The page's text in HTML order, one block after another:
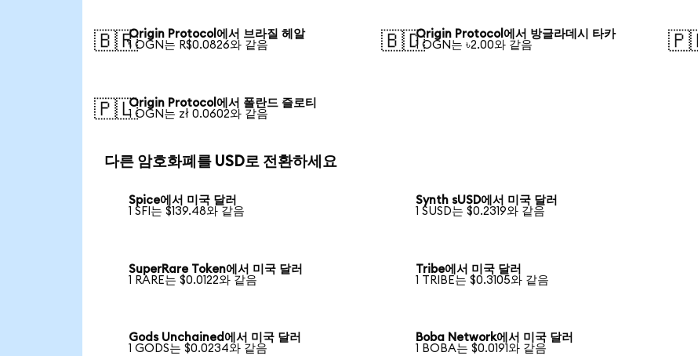
🇧🇷Origin Protocol에서 브라질 헤알
1 OGN는 R$0.0826와 같음
🇧🇩Origin Protocol에서 방글라데시 타카
1 OGN는 ৳2.00와 같음
🇵🇱Origin Protocol에서 폴란드 즐로티
1 OGN는 zł 0.0602와 같음
다른 암호화폐를 USD로 전환하세요
Spice에서 미국 달러
1 SFI는 $139.48와 같음
Synth sUSD에서 미국 달러
1 SUSD는 $0.2319와 같음
SuperRare Token에서 미국 달러
1 RARE는 $0.0122와 같음
Tribe에서 미국 달러
1 TRIBE는 $0.3105와 같음
Gods Unchained에서 미국 달러
1 GODS는 $0.0234와 같음
Boba Network에서 미국 달러
1 BOBA는 $0.0191와 같음